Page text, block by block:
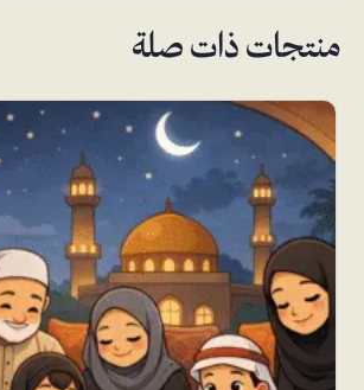
منتجات ذات صلة